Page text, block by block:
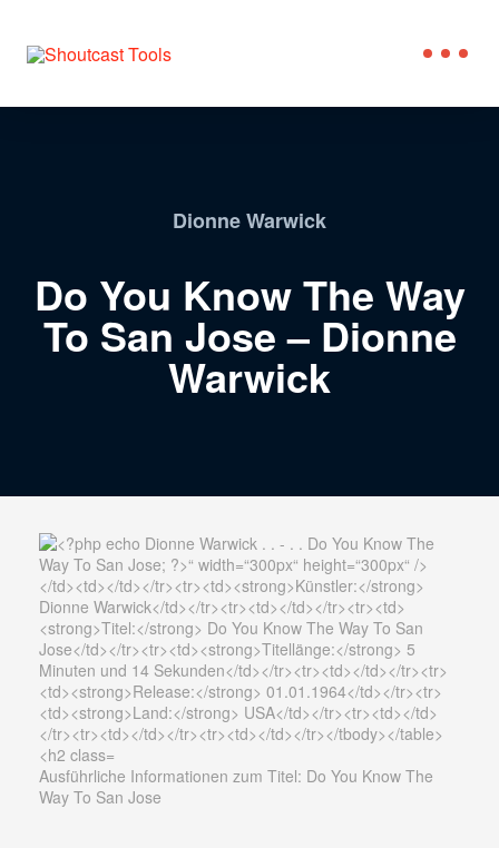
Dionne Warwick
Do You Know The Way
To San Jose – Dionne
Warwick
Ausführliche Informationen zum Titel: Do You Know The
Way To San Jose